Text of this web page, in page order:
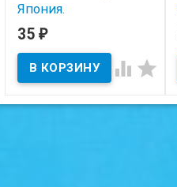
Япония.
В наличии
Состояние на скане.
35 ₽
 